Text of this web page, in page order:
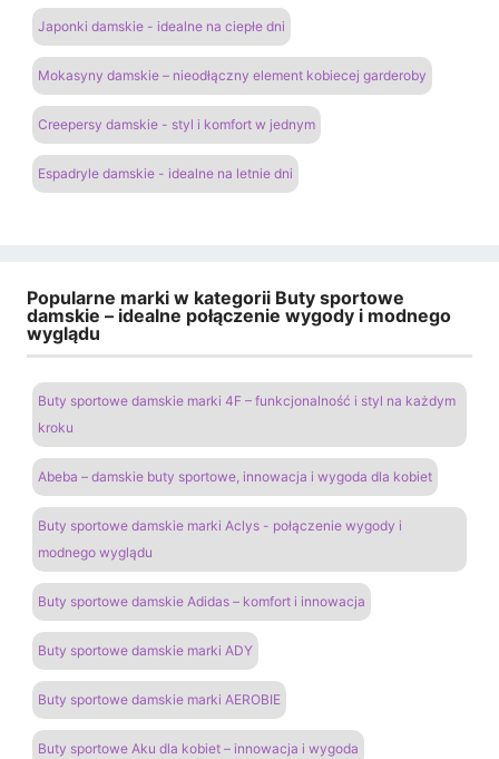
Japonki damskie - idealne na ciepłe dni
Mokasyny damskie – nieodłączny element kobiecej garderoby
Creepersy damskie - styl i komfort w jednym
Espadryle damskie - idealne na letnie dni
Popularne marki w kategorii Buty sportowe
damskie – idealne połączenie wygody i modnego
wyglądu
Buty sportowe damskie marki 4F – funkcjonalność i styl na każdym
kroku
Abeba – damskie buty sportowe, innowacja i wygoda dla kobiet
Buty sportowe damskie marki Aclys - połączenie wygody i
modnego wyglądu
Buty sportowe damskie Adidas – komfort i innowacja
Buty sportowe damskie marki ADY
Buty sportowe damskie marki AEROBIE
Buty sportowe Aku dla kobiet – innowacja i wygoda